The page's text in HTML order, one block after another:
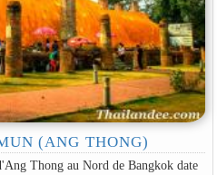
(ANG THONG)
Thong au Nord de Bangkok date